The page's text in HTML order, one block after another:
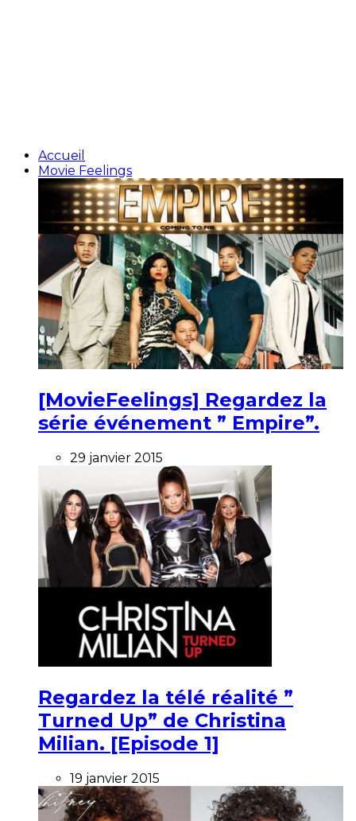
Accueil
Movie Feelings
[MovieFeelings] Regardez la
série événement ” Empire”.
29 janvier 2015
Regardez la télé réalité ”
Turned Up” de Christina
Milian. [Episode 1]
19 janvier 2015